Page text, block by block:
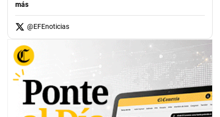
más
@EFEnoticias